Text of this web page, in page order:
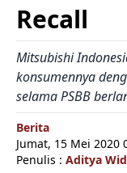
Recall
Mitsubishi
konsumennya
selama PSBB
Berita
Jumat, 15 Mei 2020
Penulis : Aditya